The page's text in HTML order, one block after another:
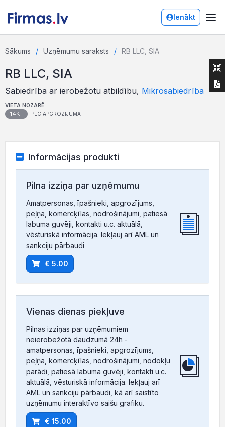
Ienākt
Sākums Uzņēmumu saraksts RB LLC, SIA
RB LLC, SIA
Sabiedrība ar ierobežotu atbildību, Mikrosabiedrība
VIETA NOZARĒ
14K+ PĒC APGROZĪJUMA
Informācijas produkti
Pilna izziņa par uzņēmumu
Amatpersonas, īpašnieki, apgrozījums,
peļņa, komercķīlas, nodrošinājumi, patiesā
labuma guvēji, kontakti u.c. aktuālā,
vēsturiskā informācija. Iekļauj arī AML un
sankciju pārbaudi
€ 5.00
Vienas dienas piekļuve
Pilnas izziņas par uzņēmumiem
neierobežotā daudzumā 24h -
amatpersonas, īpašnieki, apgrozījums,
peļņa, komercķīlas, nodrošinājumi, nodokļu
parādi, patiesā labuma guvēji, kontakti u.c.
aktuālā, vēsturiskā informācija. Iekļauj arī
AML un sankciju pārbaudi, kā arī saistīto
uzņēmumu interaktīvo saišu grafiku.
€ 15.00